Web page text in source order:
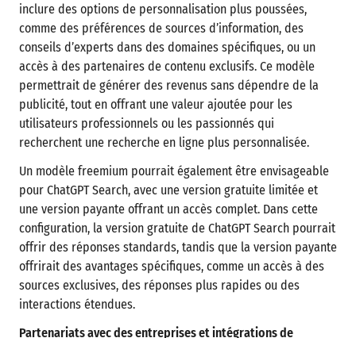
inclure des options de personnalisation plus poussées,
comme des préférences de sources d’information, des
conseils d’experts dans des domaines spécifiques, ou un
accès à des partenaires de contenu exclusifs. Ce modèle
permettrait de générer des revenus sans dépendre de la
publicité, tout en offrant une valeur ajoutée pour les
utilisateurs professionnels ou les passionnés qui
recherchent une recherche en ligne plus personnalisée.
Un modèle freemium pourrait également être envisageable
pour ChatGPT Search, avec une version gratuite limitée et
une version payante offrant un accès complet. Dans cette
configuration, la version gratuite de ChatGPT Search pourrait
offrir des réponses standards, tandis que la version payante
offrirait des avantages spécifiques, comme un accès à des
sources exclusives, des réponses plus rapides ou des
interactions étendues.
Partenariats avec des entreprises et intégrations de